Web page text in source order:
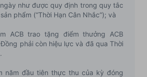
như được quy định trong quy tắc
phẩm (“Thời Hạn Cân Nhắc”); và
ACB trao tặng điểm thưởng ACB
phải còn hiệu lực và đã qua Thời
năm đầu tiên thực thu của kỳ đóng